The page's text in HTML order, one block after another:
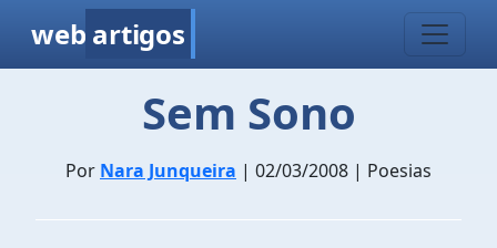
web artigos
Sem Sono
Por Nara Junqueira | 02/03/2008 | Poesias